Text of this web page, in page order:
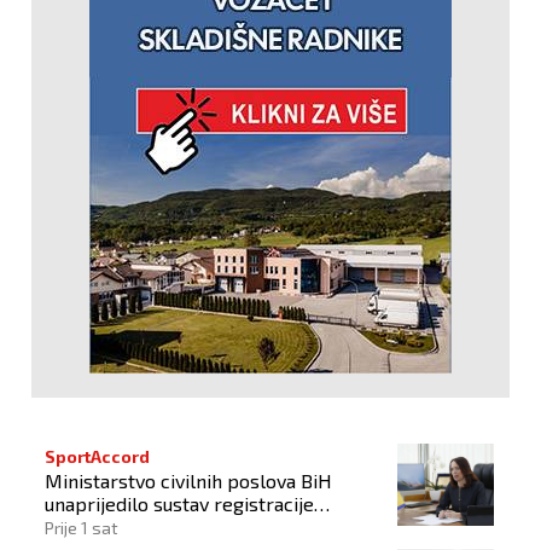
SportAccord
Ministarstvo civilnih poslova BiH
unaprijedilo sustav registracije
sportskih organizacija
Prije 1 sat